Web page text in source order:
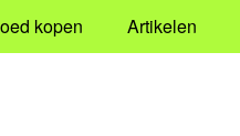
kopen Artikelen